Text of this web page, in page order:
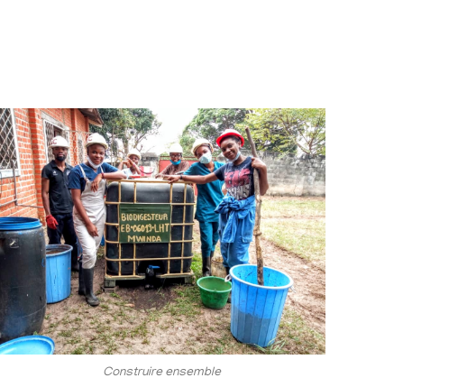
Construire ensemble